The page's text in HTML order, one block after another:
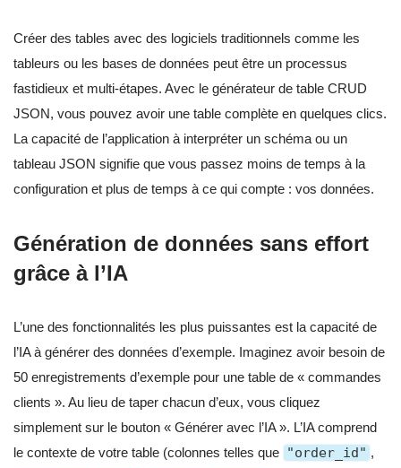
Créer des tables avec des logiciels traditionnels comme les
tableurs ou les bases de données peut être un processus
fastidieux et multi-étapes. Avec le générateur de table CRUD
JSON, vous pouvez avoir une table complète en quelques clics.
La capacité de l’application à interpréter un schéma ou un
tableau JSON signifie que vous passez moins de temps à la
configuration et plus de temps à ce qui compte : vos données.
Génération de données sans effort
grâce à l’IA
L’une des fonctionnalités les plus puissantes est la capacité de
l’IA à générer des données d’exemple. Imaginez avoir besoin de
50 enregistrements d’exemple pour une table de « commandes
clients ». Au lieu de taper chacun d’eux, vous cliquez
simplement sur le bouton « Générer avec l’IA ». L’IA comprend
le contexte de votre table (colonnes telles que "order_id" ,